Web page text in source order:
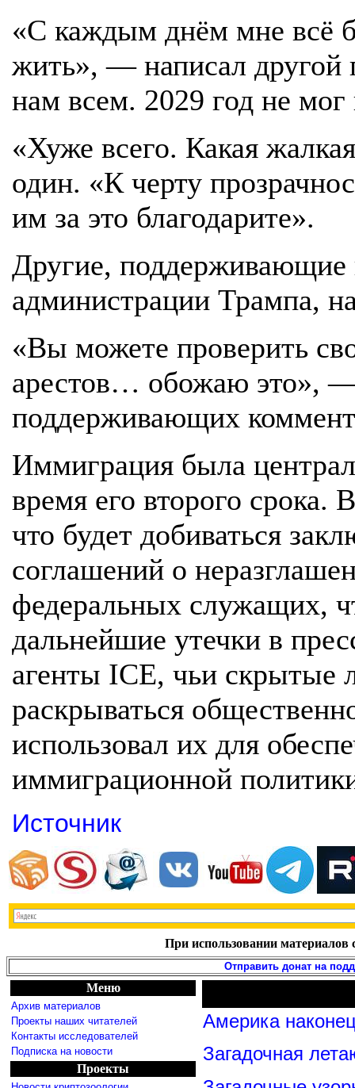
«С каждым днём мне всё
жить», — написал другой
нам всем. 2029 год не
«Хуже всего. Какая
один. «К черту
им за это благодарите».
Другие,
администрации Трампа,
«Вы можете проверить
арестов… обожаю это»,
поддерживающих
Иммиграция была
время его второго срока.
что будет добиваться
соглашений о
федеральных служащих,
дальнейшие утечки в
агенты ICE, чьи скрытые
раскрываться
использовал их для
иммиграционной
Источник
При использовании материалов
Отправить донат на
Меню
Архив материалов
Проекты наших читателей
Контакты исследователей
Подписка на новости
Проекты
Америка
Загадочная